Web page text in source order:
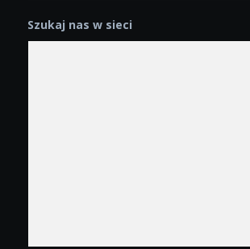
Szukaj nas w sieci